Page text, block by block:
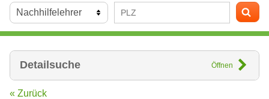
Detailsuche Öffnen
« Zurück